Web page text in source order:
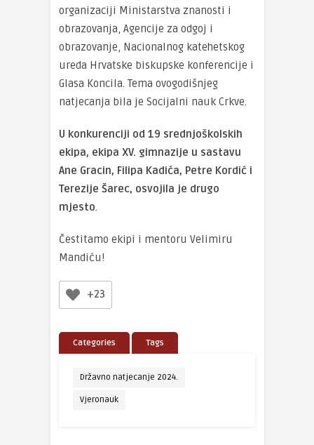
organizaciji Ministarstva znanosti i
obrazovanja, Agencije za odgoj i
obrazovanje, Nacionalnog katehetskog
ureda Hrvatske biskupske konferencije i
Glasa Koncila. Tema ovogodišnjeg
natjecanja bila je Socijalni nauk Crkve.
U konkurenciji od 19 srednjoškolskih
ekipa, ekipa XV. gimnazije u sastavu
Ane Gracin, Filipa Kadića, Petre Kordić i
Terezije Šarec, osvojila je drugo
mjesto.
Čestitamo ekipi i mentoru Velimiru
Mandiću!
+23
Categories Tags
Državno natjecanje 2024.
Vjeronauk